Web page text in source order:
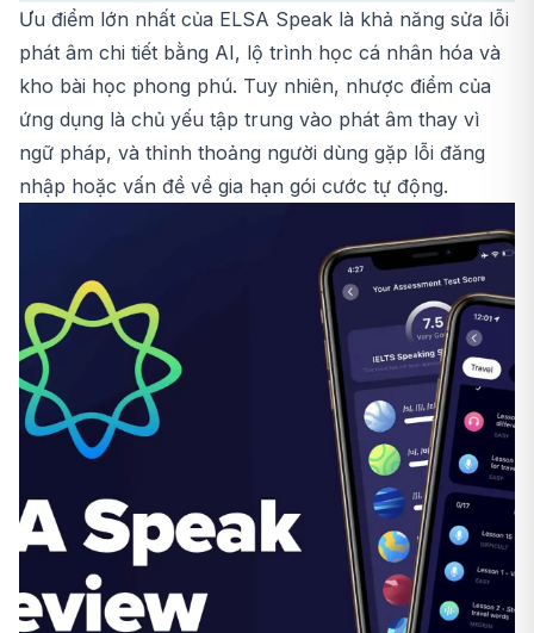
Ưu điểm lớn nhất của ELSA Speak là khả năng sửa lỗi
phát âm chi tiết bằng AI, lộ trình học cá nhân hóa và
kho bài học phong phú. Tuy nhiên, nhược điểm của
ứng dụng là chủ yếu tập trung vào phát âm thay vì
ngữ pháp, và thỉnh thoảng người dùng gặp lỗi đăng
nhập hoặc vấn đề về gia hạn gói cước tự động.